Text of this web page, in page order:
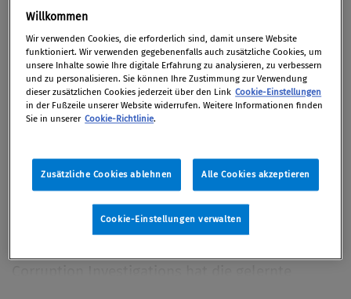
Mag. Maria Hofer
Artikel auf Xing teilen
Artikel auf linkedIn teilen
Artikel auf Facebook teilen
Artikellink kopieren
Artikel per Mail teilen
Vita
Mag. Maria Hofer ist als Knowledge Manager bei
Deloitte Forensic/Deloitte Financial Advisory
GmbH tätig. Aufgrund ihres fundierten Wissens
und der breiten Projekterfahrung in der
Willkommen
Wir verwenden Cookies, die erforderlich sind, damit unsere Website
funktioniert. Wir verwenden gegebenenfalls auch zusätzliche Cookies, um
unsere Inhalte sowie Ihre digitale Erfahrung zu analysieren, zu verbessern
und zu personalisieren. Sie können Ihre Zustimmung zur Verwendung
dieser zusätzlichen Cookies jederzeit über den Link Cookie-Einstellungen
in der Fußzeile unserer Website widerrufen. Weitere Informationen finden
Sie in unserer Cookie-Richtlinie.
Zusätzliche Cookies ablehnen Alle Cookies akzeptieren
Cookie-Einstellungen verwalten